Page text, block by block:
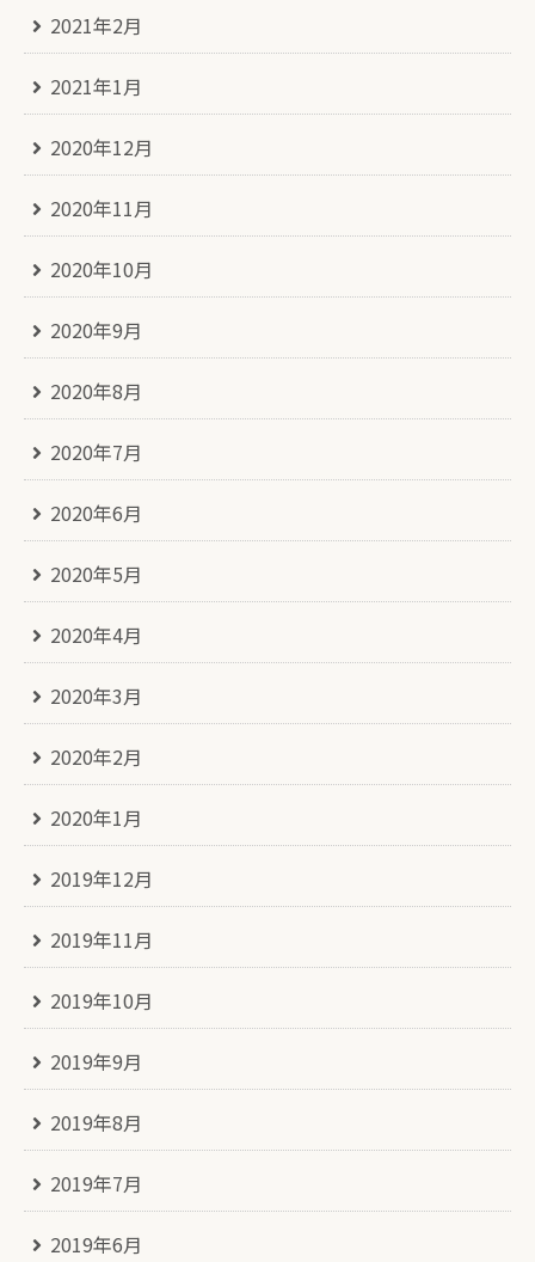
2021年2月
2021年1月
2020年12月
2020年11月
2020年10月
2020年9月
2020年8月
2020年7月
2020年6月
2020年5月
2020年4月
2020年3月
2020年2月
2020年1月
2019年12月
2019年11月
2019年10月
2019年9月
2019年8月
2019年7月
2019年6月